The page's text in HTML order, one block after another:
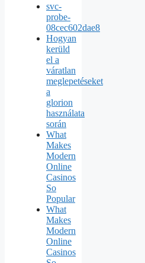
svc-
probe-
08cec602dae8
Hogyan
kerüld
el a
váratlan
meglepetéseket
a
glorion
használata
során
What
Makes
Modern
Online
Casinos
So
Popular
What
Makes
Modern
Online
Casinos